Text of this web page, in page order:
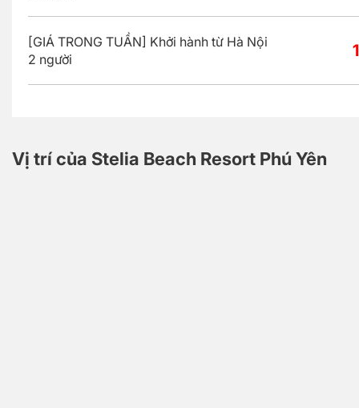
[GIÁ TRONG TUẦN] Khởi hành từ Hà Nội
2 người
Vị trí của Stelia Beach Resort Phú Yên